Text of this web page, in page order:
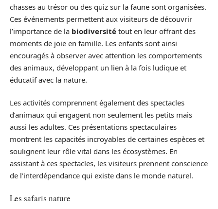
chasses au trésor ou des quiz sur la faune sont organisées.
Ces événements permettent aux visiteurs de découvrir
l’importance de la biodiversité tout en leur offrant des
moments de joie en famille. Les enfants sont ainsi
encouragés à observer avec attention les comportements
des animaux, développant un lien à la fois ludique et
éducatif avec la nature.
Les activités comprennent également des spectacles
d’animaux qui engagent non seulement les petits mais
aussi les adultes. Ces présentations spectaculaires
montrent les capacités incroyables de certaines espèces et
soulignent leur rôle vital dans les écosystèmes. En
assistant à ces spectacles, les visiteurs prennent conscience
de l’interdépendance qui existe dans le monde naturel.
Les safaris nature